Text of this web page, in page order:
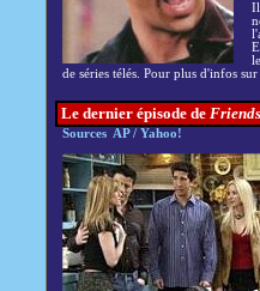
Il
de séries télés. Pour plus d'infos
Le dernier épisode de Friends
Sources AP / Yahoo!